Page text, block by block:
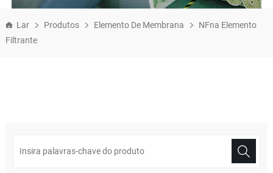
Lar Produtos Elemento De Membrana
NFna Elemento
Filtrante